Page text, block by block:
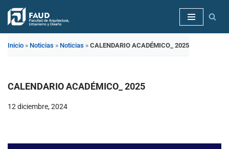
Saltar
Inicio » Noticias » Noticias » CALENDARIO ACADÉMICO_ 2025
CALENDARIO ACADÉMICO_ 2025
12 diciembre, 2024